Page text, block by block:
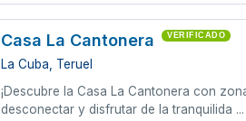
Casa La Cantonera VERIFICADO
La Cuba, Teruel
¡Descubre la Casa La Cantonera con
desconectar y disfrutar de la tranquilida ...